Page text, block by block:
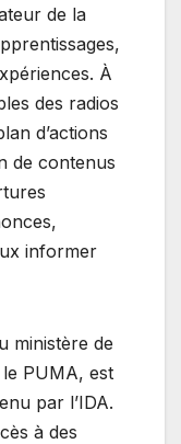
de la
À
des radios
d’actions
de contenus
informer
ministère de
le PUMA, est
par l’IDA.
à des